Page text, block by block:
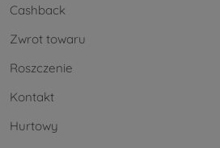
Cashback
Zwrot towaru
Roszczenie
Kontakt
Hurtowy